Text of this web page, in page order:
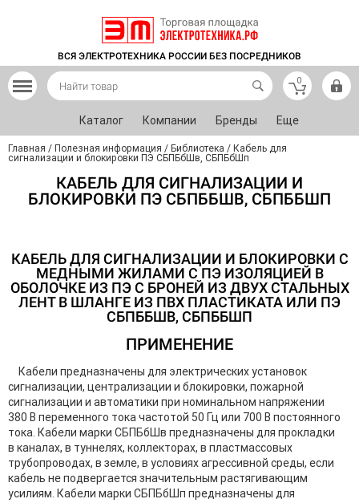
ВСЯ ЭЛЕКТРОТЕХНИКА РОССИИ БЕЗ ПОСРЕДНИКОВ
0
Каталог Компании Бренды Еще
Главная / Полезная информация / Библиотека / Кабель для
сигнализации и блокировки ПЭ СБПБбШв, СБПБбШп
КАБЕЛЬ ДЛЯ СИГНАЛИЗАЦИИ И
БЛОКИРОВКИ ПЭ СБПББШВ, СБПББШП
КАБЕЛЬ ДЛЯ СИГНАЛИЗАЦИИ И БЛОКИРОВКИ С
МЕДНЫМИ ЖИЛАМИ С ПЭ ИЗОЛЯЦИЕЙ В
ОБОЛОЧКЕ ИЗ ПЭ С БРОНЕЙ ИЗ ДВУХ СТАЛЬНЫХ
ЛЕНТ В ШЛАНГЕ ИЗ ПВХ ПЛАСТИКАТА ИЛИ ПЭ
СБПББШВ, СБПББШП
ПРИМЕНЕНИЕ
Кабели предназначены для электрических установок
сигнализации, централизации и блокировки, пожарной
сигнализации и автоматики при номинальном напряжении
380 В переменного тока частотой 50 Гц или 700 В постоянного
тока. Кабели марки СБПБбШв предназначены для прокладки
в каналах, в туннелях, коллекторах, в пластмассовых
трубопроводах, в земле, в условиях агрессивной среды, если
кабель не подвергается значительным растягивающим
усилиям. Кабели марки СБПБбШп предназначены для